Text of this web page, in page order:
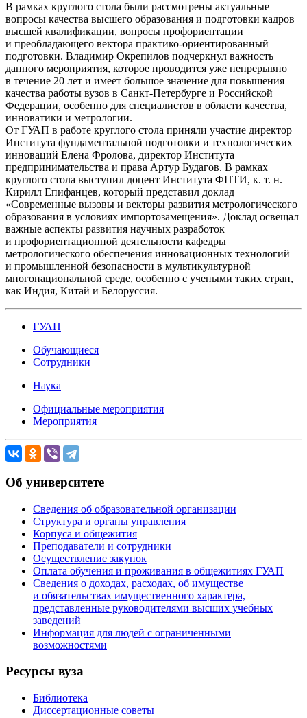
В рамках круглого стола были рассмотрены актуальные
вопросы качества высшего образования и подготовки кадров
высшей квалификации, вопросы профориентации
и преобладающего вектора практико-ориентированный
подготовки. Владимир Окрепилов подчеркнул важность
данного мероприятия, которое проводится уже непрерывно
в течение 20 лет и имеет большое значение для повышения
качества работы вузов в Санкт-Петербурге и Российской
Федерации, особенно для специалистов в области качества,
инноватики и метрологии.
От ГУАП в работе круглого стола приняли участие директор
Института фундаментальной подготовки и технологических
инноваций Елена Фролова, директор Института
предпринимательства и права Артур Будагов. В рамках
круглого стола выступил доцент Института ФПТИ, к. т. н.
Кирилл Епифанцев, который представил доклад
«Современные вызовы и векторы развития метрологического
образования в условиях импортозамещения». Доклад освещал
важные аспекты развития научных разработок
и профориентационной деятельности кафедры
метрологического обеспечения инновационных технологий
и промышленной безопасности в мультикультурной
многонациональной среде, особенно с учеными таких стран,
как Индия, Китай и Белоруссия.
ГУАП
Обучающиеся
Сотрудники
Наука
Официальные мероприятия
Мероприятия
Об университете
Сведения об образовательной организации
Структура и органы управления
Корпуса и общежития
Преподаватели и сотрудники
Осуществление закупок
Оплата обучения и проживания в общежитиях ГУАП
Сведения о доходах, расходах, об имуществе
и обязательствах имущественного характера,
представленные руководителями высших учебных
заведений
Информация для людей с ограниченными
возможностями
Ресурсы вуза
Библиотека
Диссертационные советы